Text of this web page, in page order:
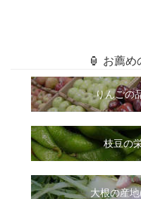
🏮 お薦め
りんごの
枝豆の
大根の産